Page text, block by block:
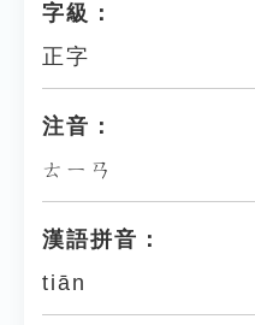
字級：
正字
注音：
ㄊㄧㄢ
漢語拼音：
tiān